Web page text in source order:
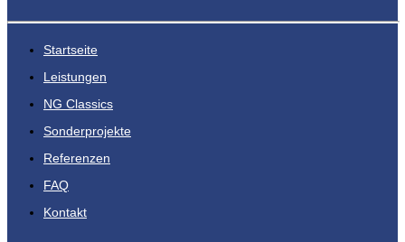
Startseite
Leistungen
NG Classics
Sonderprojekte
Referenzen
FAQ
Kontakt